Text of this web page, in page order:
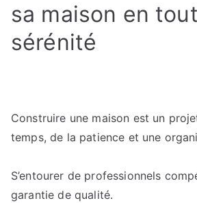
sa maison en
sérénité
Construire une maison est un
temps, de la patience et une
S’entourer de professionnels
garantie de qualité.